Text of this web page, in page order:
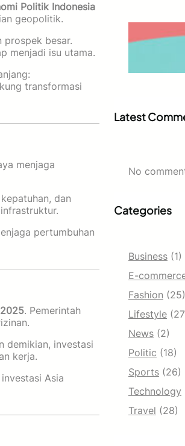
Politik Indonesia
geopolitik.
prospek besar.
menjadi isu utama.
transformasi
menjaga
dan
pertumbuhan
. Pemerintah
demikian, investasi
kerja.
Asia
Latest
No
Categories
Business (1)
E-
Fashion (25)
Lifestyle
News (2)
Politic (18)
Sports (26)
Technology
Travel (28)